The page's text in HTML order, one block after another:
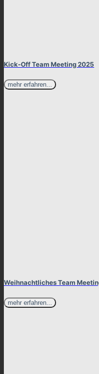
Kick-Off Team Meeting 2025
mehr erfahren...
Weihnachtliches Team
mehr erfahren...